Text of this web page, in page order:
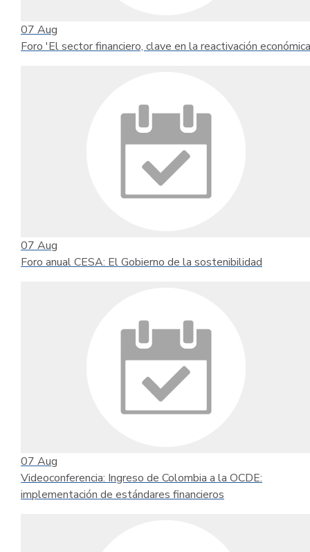
07 Aug
Foro 'El sector financiero, clave en la reactivación
07 Aug
Foro anual CESA: El Gobierno de la sostenibilidad
07 Aug
Videoconferencia: Ingreso de Colombia a la OCDE:
implementación de estándares financieros